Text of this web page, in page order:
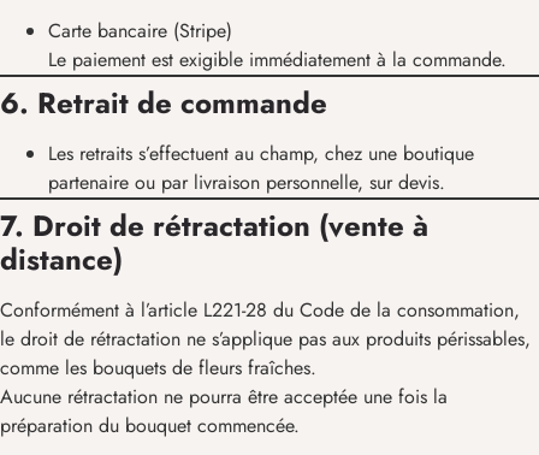
Carte bancaire (Stripe)
Le paiement est exigible immédiatement à la commande.
6. Retrait de commande
Les retraits s’effectuent au champ, chez une boutique
partenaire ou par livraison personnelle, sur devis.
7. Droit de rétractation (vente à
distance)
Conformément à l’article L221-28 du Code de la consommation,
le droit de rétractation ne s’applique pas aux produits périssables,
comme les bouquets de fleurs fraîches.
Aucune rétractation ne pourra être acceptée une fois la
préparation du bouquet commencée.